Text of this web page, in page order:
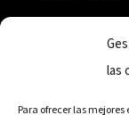
las
Para ofrecer las
+52